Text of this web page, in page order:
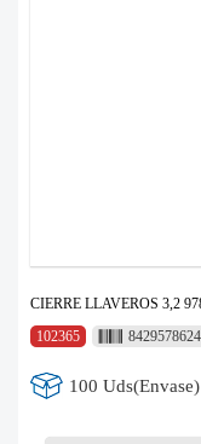
CIERRE LLAVEROS 3,2
102365
100 Uds(Envase)